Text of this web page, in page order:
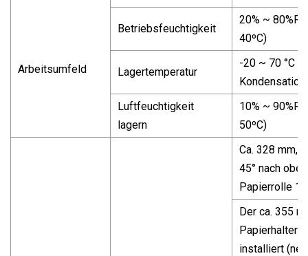
Arbeitsumfeld
Betriebsfeuchtigkeit
20% ~
40ºC)
Lagertemperatur
-20 ~ 70 °C
Kondensation)
Luftfeuchtigkeit
lagern
10% ~
50ºC)
Ca. 328 mm,
45° nach
Papierrolle
Der ca. 355
Papierhalter
installiert